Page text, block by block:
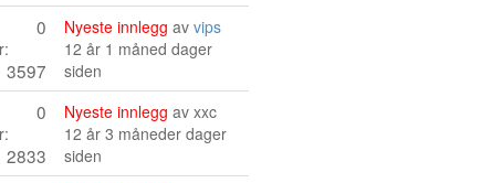
0
3597
Nyeste innlegg av vips
12 år 1 måned dager
siden
0
2833
Nyeste innlegg av xxc
12 år 3 måneder dager
siden